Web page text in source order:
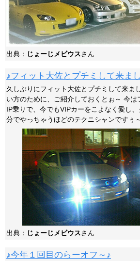
出典： じょーじメビウスさん
♪フィット大佐とプチミして来ま
久しぶりにフィット大佐とプチミして来ま
い方のために、ご紹介しておくとぉ～ 今
IP乗りで、今でもVIPカーをこよなく愛し
分でやっちゃうほどのテクニシャンですぅ
出典： じょーじメビウスさん
♪今年１回目のらーオフ～♪